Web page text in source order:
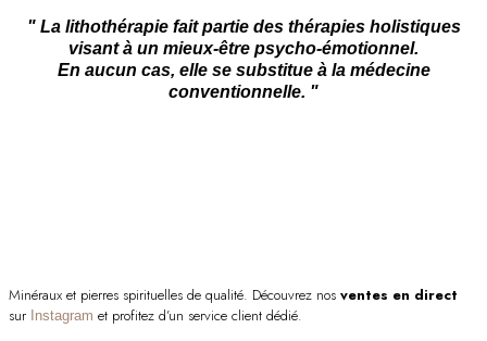
" La lithothérapie fait partie des thérapies holistiques
visant à un mieux-être psycho-émotionnel.
En aucun cas, elle se substitue à la médecine
conventionnelle. "
Minéraux et pierres spirituelles de qualité. Découvrez nos ventes en direct
sur Instagram et profitez d’un service client dédié.